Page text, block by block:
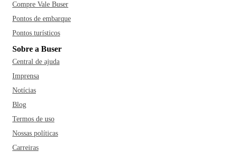
Compre Vale Buser
Pontos de embarque
Pontos turísticos
Sobre a Buser
Central de ajuda
Imprensa
Notícias
Blog
Termos de uso
Nossas políticas
Carreiras